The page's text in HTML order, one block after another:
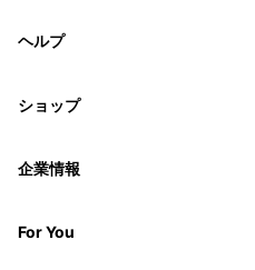
ヘルプ
ショップ
企業情報
For You